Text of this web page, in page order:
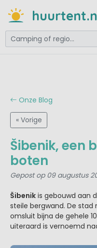
Onze Blog
« Vorige
Šibenik, een
boten
Gepost op 09 augustus
Šibenik is gebouwd aan
steile bergwand. De
omsluit bijna de gehele
uiteraard is vernoemd